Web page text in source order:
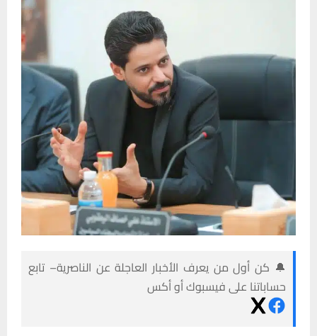
🔔 كن أول من يعرف الأخبار العاجلة عن الناصرية– تابع
حساباتنا على فيسبوك أو أكس